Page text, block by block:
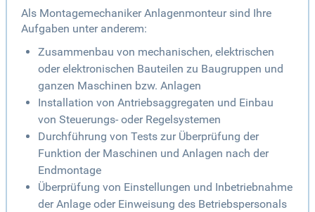
Als Montagemechaniker Anlagenmonteur sind Ihre
Aufgaben unter anderem:
Zusammenbau von mechanischen, elektrischen
oder elektronischen Bauteilen zu Baugruppen und
ganzen Maschinen bzw. Anlagen
Installation von Antriebsaggregaten und Einbau
von Steuerungs- oder Regelsystemen
Durchführung von Tests zur Überprüfung der
Funktion der Maschinen und Anlagen nach der
Endmontage
Überprüfung von Einstellungen und Inbetriebnahme
der Anlage oder Einweisung des Betriebspersonals